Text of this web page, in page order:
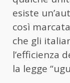
esiste
così
che gli
l’efficienza
la legge